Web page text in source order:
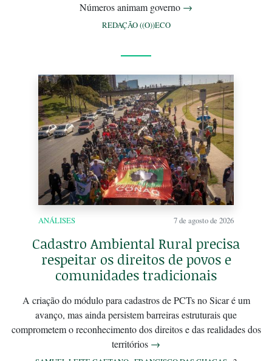
Números animam governo →
REDAÇÃO ((O))ECO
ANÁLISES 7 de agosto de 2026
Cadastro Ambiental Rural precisa
respeitar os direitos de povos e
comunidades tradicionais
A criação do módulo para cadastros de PCTs no Sicar é um
avanço, mas ainda persistem barreiras estruturais que
comprometem o reconhecimento dos direitos e das realidades dos
territórios →